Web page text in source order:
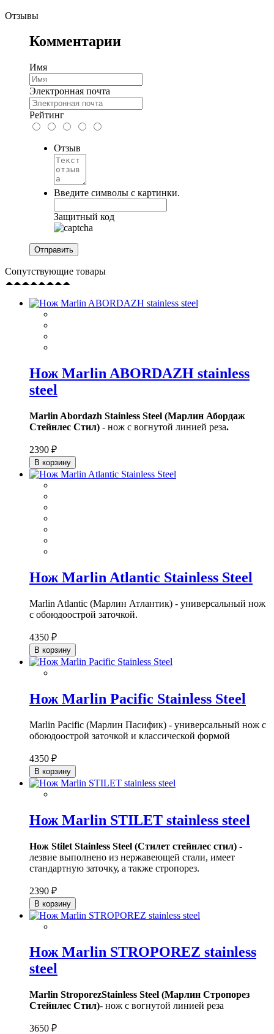
Отзывы
Комментарии
Имя
Электронная почта
Рейтинг
Отзыв
Введите символы с картинки.
Защитный код
Сопутствующие товары
Нож Marlin ABORDAZH stainless
steel
Marlin Abordazh Stainless Steel (Марлин Абордаж
Стейнлес Стил) - нож с вогнутой линией реза.
2390 ₽
В корзину
Нож Marlin Atlantic Stainless Steel
Marlin Atlantic (Марлин Атлантик) - универсальный нож
с обоюдоострой заточкой.
4350 ₽
В корзину
Нож Marlin Pacific Stainless Steel
Marlin Pacific (Марлин Пасифик) - универсальный нож с
обоюдоострой заточкой и классической формой
4350 ₽
В корзину
Нож Marlin STILET stainless steel
Нож Stilet Stainless Steel (Стилет стейнлес стил) -
лезвие выполнено из нержавеющей стали, имеет
стандартную заточку, а также стропорез.
2390 ₽
В корзину
Нож Marlin STROPOREZ stainless
steel
Marlin StroporezStainless Steel (Марлин Стропорез
Стейнлес Стил)- нож с вогнутой линией реза
3650 ₽